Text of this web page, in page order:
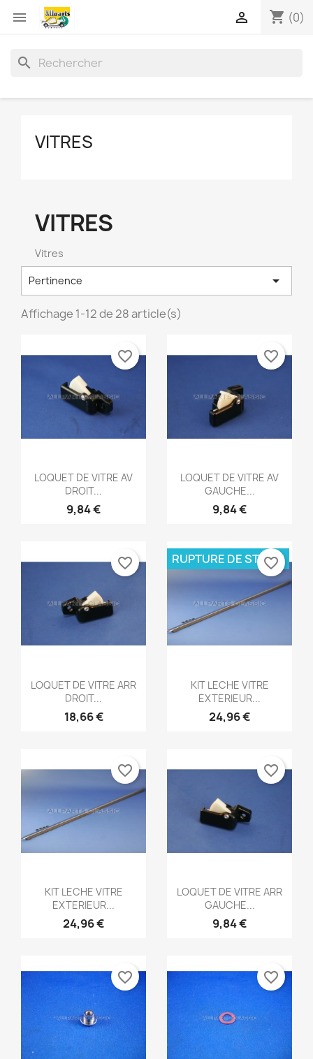
 shopping_cart (0)

search
VITRES
VITRES
Vitres
Pertinence 
Affichage 1-12 de 28 article(s)
Aperçu rapide
LOQUET DE VITRE AV
DROIT...
9,84 €
favorite_border
Aperçu rapide
LOQUET DE VITRE AV
GAUCHE...
9,84 €
favorite_border
 Aperçu rapide
LOQUET DE VITRE ARR
DROIT...
18,66 €
favorite_border
Aperçu rapide
KIT LECHE VITRE
EXTERIEUR...
24,96 €
RUPTURE DE STOCK
favorite_border
Aperçu rapide
KIT LECHE VITRE
EXTERIEUR...
24,96 €
favorite_border
 Aperçu rapide
LOQUET DE VITRE ARR
GAUCHE...
9,84 €
favorite_border
favorite_border favorite_border